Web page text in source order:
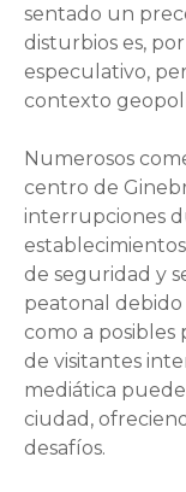
sentado un
disturbios es,
especulativo,
contexto
Numerosos
centro de
interrupciones
de seguridad y
peatonal debido
como a
de visitantes
mediática
ciudad,
desafíos.